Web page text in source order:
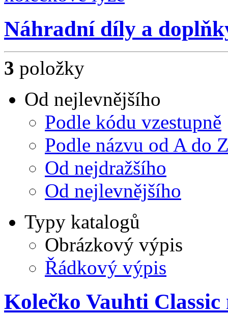
Náhradní díly a
3 položky
Od nejlevnějšího
Podle kódu vzestupně
Podle názvu od A do
Od nejdražšího
Od nejlevnějšího
Typy katalogů
Obrázkový výpis
Řádkový výpis
Kolečko Vauhti Classic